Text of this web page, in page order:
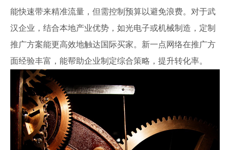
能快速带来精准流量，但需控制预算以避免浪费。对于武
汉企业，结合本地产业优势，如光电子或机械制造，定制
推广方案能更高效地触达国际买家。新一点网络在推广方
面经验丰富，能帮助企业制定综合策略，提升转化率。